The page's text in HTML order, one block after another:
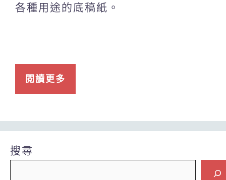
各種用途的底稿紙。
閱讀更多
搜尋